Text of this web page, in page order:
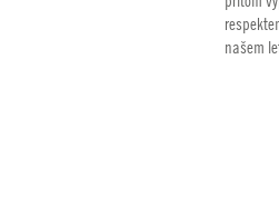
našem